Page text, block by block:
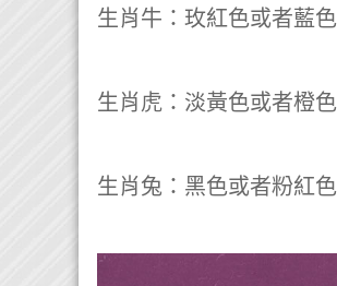
生肖牛：玫紅色或者藍色
生肖虎：淡黃色或者橙色
生肖兔：黑色或者粉紅色